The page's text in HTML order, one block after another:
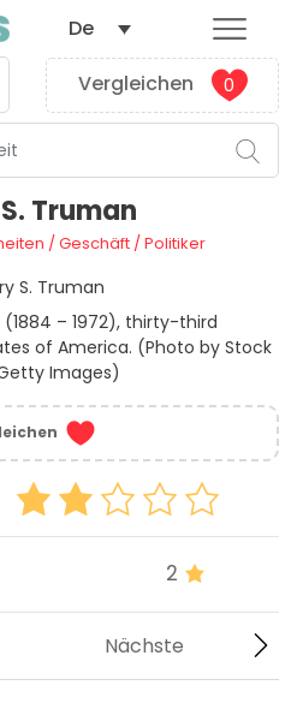
Vergleichen 0
De
Truman
/Geschäft/Politiker
– 1972), thirty-third
of America. (Photo by Stock
Images)
2
Nächste